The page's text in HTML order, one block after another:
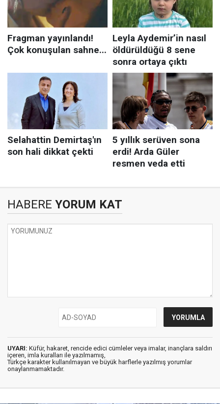
HABERE YORUM KAT
UYARI: Küfür, hakaret, rencide edici cümleler veya imalar, inançlara saldırı
içeren, imla kuralları ile yazılmamış,
Türkçe karakter kullanılmayan ve büyük harflerle yazılmış yorumlar
onaylanmamaktadır.